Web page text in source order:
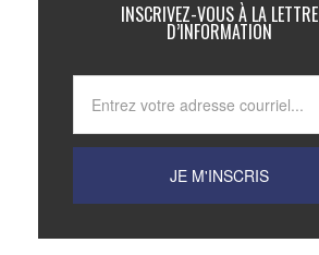
INSCRIVEZ-VOUS À LA LETTRE
D’INFORMATION